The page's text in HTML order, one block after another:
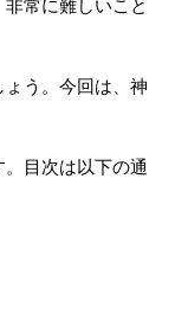
常に難しいこと
う。今回は、神
目次は以下の通